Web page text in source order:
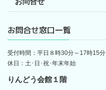
お問合せ窓口一覧
受付時間：平日８時30分～17時15分
休日：土･日･祝･年末年始
りんどう会館１階